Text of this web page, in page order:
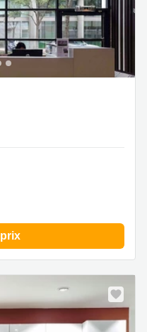
les Moulineaux